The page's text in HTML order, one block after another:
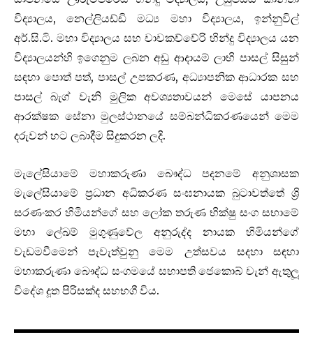
විද්‍යාලය, නෙල්ලියඩ්ඩි මධ්‍ය මහා විද්‍යාලය, ඉන්නුවිල්
අර්.සි.ටි. මහා විද්‍යාලය සහ චාචකච්චේරි හින්දු විද්‍යාලය යන
විද්‍යාලයන්හි ඉගෙනුම ලබන අඩු ආදායම් ලාභි පාසල් සිසුන්
සඳහා පොත් පත්, පාසල් උපකරණ, අධ්‍යාපනික ආධාරක සහ
පාසල් බැග් වැනි මුලික අවශ්‍යතාවයන් මෙසේ යාපනය
ආරක්ෂක සේනා මුලස්ථානයේ සම්බන්ධිකරණයෙන් මෙම
දරුවන් හට ලබාදීම සිදුකරන ලදි.
මැලේසියාමේ මහාකරුණා බෞද්ධ පදනමේ අනුශාසක
මැලේසියාමේ ප්‍රධාන අධිකරණ සංඝනායක බුටාවත්තේ ශ්‍රි
සරණංකර හිමියන්ගේ සහ ලෝක තරුණ භික්ෂු සංග සභාමේ
මහා ලේඛම් මුගුණුවේල අනුරුද්ද නායක හිමියන්ගේ
වැඩමවීමෙන් පැවැත්වුනු මෙම උත්සවය සදහා සඳහා
මහාකරුණා බෞද්ධ සංගමයේ සභාපති ජෙකොබ් චැන් ඇතුලූ
විදේශ දූත පිරිසක්ද සහභගී විය.